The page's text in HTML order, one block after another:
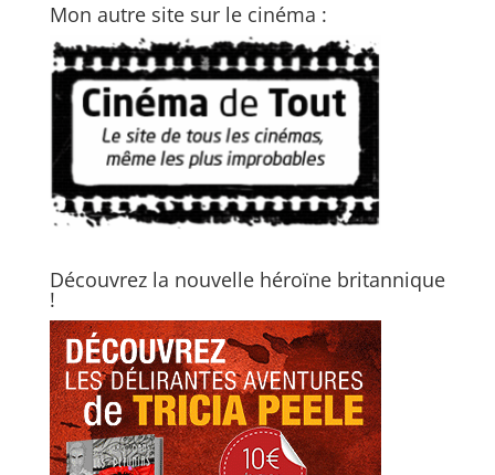
Mon autre site sur le cinéma :
Découvrez la nouvelle héroïne britannique
!